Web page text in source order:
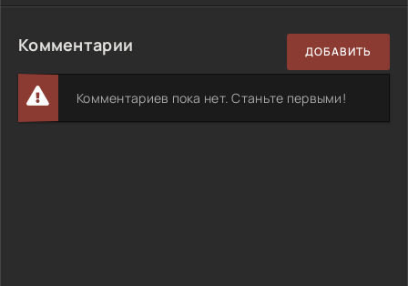
Комментарии ДОБАВИТЬ
Комментариев пока нет. Станьте первыми!